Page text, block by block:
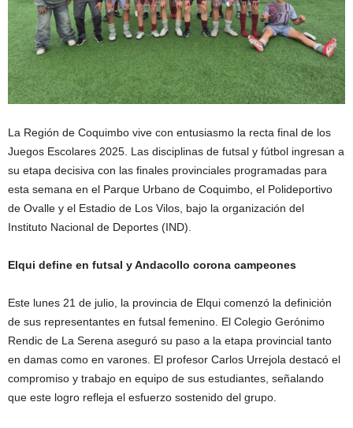
La Región de Coquimbo vive con entusiasmo la recta final de los
Juegos Escolares 2025. Las disciplinas de futsal y fútbol ingresan a
su etapa decisiva con las finales provinciales programadas para
esta semana en el Parque Urbano de Coquimbo, el Polideportivo
de Ovalle y el Estadio de Los Vilos, bajo la organización del
Instituto Nacional de Deportes (IND).
Elqui define en futsal y Andacollo corona campeones
Este lunes 21 de julio, la provincia de Elqui comenzó la definición
de sus representantes en futsal femenino. El Colegio Gerónimo
Rendic de La Serena aseguró su paso a la etapa provincial tanto
en damas como en varones. El profesor Carlos Urrejola destacó el
compromiso y trabajo en equipo de sus estudiantes, señalando
que este logro refleja el esfuerzo sostenido del grupo.